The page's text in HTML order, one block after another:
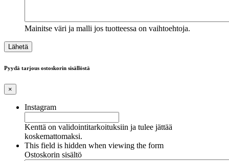
Mainitse väri ja malli jos tuotteessa on vaihtoehtoja.
Pyydä tarjous ostoskorin sisällöstä
×
Instagram
Kenttä on validointitarkoituksiin ja tulee jättää
koskemattomaksi.
This field is hidden when viewing the form
Ostoskorin sisältö